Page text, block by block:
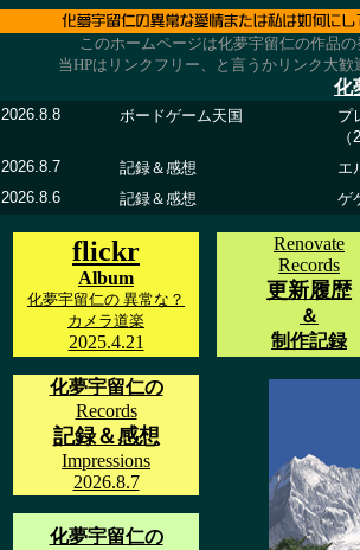
このホームページは化夢宇留仁の作品
当HPはリンクフリー、と言うかリンク大
化
2026.8.8 ボードゲーム天国
プ
2026.8.7
記録＆感想
エ
2026.8.6
記録＆感想 ゲ
flickr
Album
化夢宇留仁の 異常な？
カメラ道楽
2025.4.21
Renovate
Records
更新履歴
＆
制作記録
化夢宇留仁の
Records
記録＆感想
Impressions
2026.8.7
化夢宇留仁の